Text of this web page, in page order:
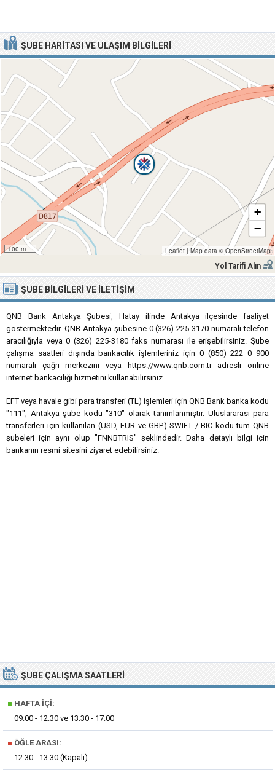
ŞUBE HARITASI VE ULAŞIM BILGILERI
100 m
+
−
Leaflet | Map data ©OpenStreetMap
Yol Tarifi Alın
ŞUBE BILGILERI VE İLETIŞIM
QNB Bank Antakya Şubesi, Hatay ilinde Antakya ilçesinde faaliyet
göstermektedir. QNB Antakya şubesine 0 (326) 225-3170 numaralı telefon
aracılığıyla veya 0 (326) 225-3180 faks numarası ile erişebilirsiniz. Şube
çalışma saatleri dışında bankacılık işlemleriniz için 0 (850) 222 0 900
numaralı çağrı merkezini veya https://www.qnb.com.tr adresli online
internet bankacılığı hizmetini kullanabilirsiniz.
EFT veya havale gibi para transferi (TL) işlemleri için QNB Bank banka kodu
"111", Antakya şube kodu "310" olarak tanımlanmıştır. Uluslararası para
transferleri için kullanılan (USD, EUR ve GBP) SWIFT / BIC kodu tüm QNB
şubeleri için aynı olup "FNNBTRIS" şeklindedir. Daha detaylı bilgi için
bankanın resmi sitesini ziyaret edebilirsiniz.
ŞUBE ÇALIŞMA SAATLERI
■ HAFTA İÇI:
09:00 - 12:30 ve 13:30 - 17:00
■ ÖĞLE ARASI:
12:30 - 13:30 (Kapalı)